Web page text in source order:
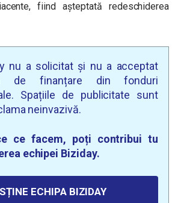
fiind așteptată redeschiderea
nu a solicitat și nu a acceptat
de finanțare din fonduri
Spațiile de publicitate sunt
neinvazivă.
ce facem, poți contribui tu
echipei Biziday.
ECHIPA BIZIDAY